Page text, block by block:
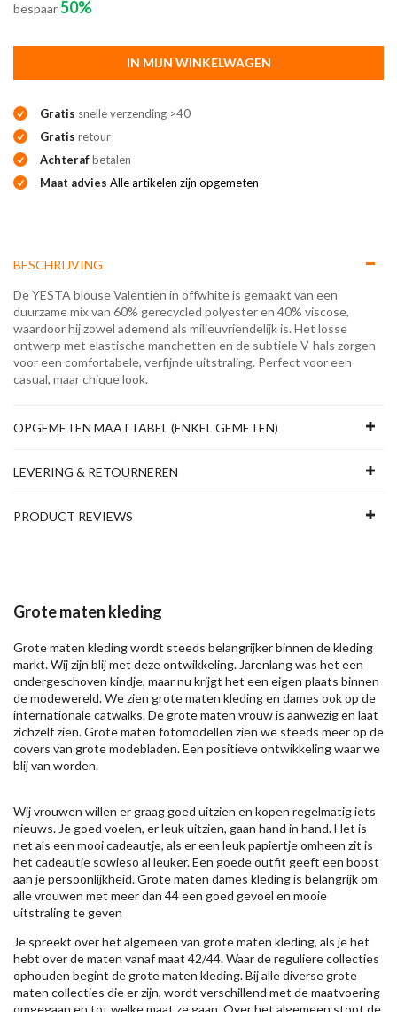
bespaar50%
IN MIJN WINKELWAGEN
Gratis snelle verzending >40
Gratis retour
Achterafbetalen
Maat advies Alle artikelen zijn opgemeten
BESCHRIJVING
De YESTA blouse Valentien in offwhite is gemaakt van een
duurzame mix van 60% gerecycled polyester en 40% viscose,
waardoor hij zowel ademend als milieuvriendelijk is. Het losse
ontwerp met elastische manchetten en de subtiele V-hals zorgen
voor een comfortabele, verfijnde uitstraling. Perfect voor een
casual, maar chique look.
OPGEMETEN MAATTABEL (ENKEL GEMETEN)
LEVERING & RETOURNEREN
PRODUCT REVIEWS
Grote maten kleding
Grote maten kleding wordt steeds belangrijker binnen de kleding
markt. Wij zijn blij met deze ontwikkeling. Jarenlang was het een
ondergeschoven kindje, maar nu krijgt het een eigen plaats binnen
de modewereld. We zien grote maten kleding en dames ook op de
internationale catwalks. De grote maten vrouw is aanwezig en laat
zichzelf zien. Grote maten fotomodellen zien we steeds meer op de
covers van grote modebladen. Een positieve ontwikkeling waar we
blij van worden.
Wij vrouwen willen er graag goed uitzien en kopen regelmatig iets
nieuws. Je goed voelen, er leuk uitzien, gaan hand in hand. Het is
net als een mooi cadeautje, als er een leuk papiertje omheen zit is
het cadeautje sowieso al leuker. Een goede outfit geeft een boost
aan je persoonlijkheid. Grote maten dames kleding is belangrijk om
alle vrouwen met meer dan 44 een goed gevoel en mooie
uitstraling te geven
Je spreekt over het algemeen van grote maten kleding, als je het
hebt over de maten vanaf maat 42/44. Waar de reguliere collecties
ophouden begint de grote maten kleding. Bij alle diverse grote
maten collecties die er zijn, wordt verschillend met de maatvoering
omgegaan en tot welke maat ze gaan. Over het algemeen stopt de